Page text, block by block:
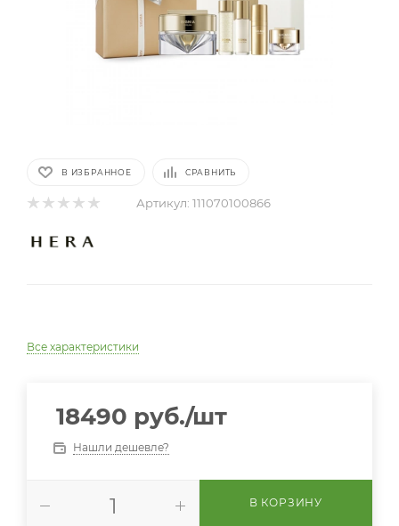
В ИЗБРАННОЕ СРАВНИТЬ
Артикул: 111070100866
Все характеристики
18490 руб./шт
Нашли дешевле?
В КОРЗИНУ